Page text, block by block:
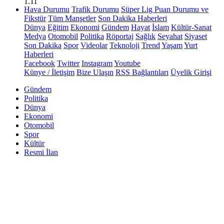
Hava Durumu Trafik Durumu Süper Lig Puan Durumu ve
Fikstür Tüm Manşetler Son Dakika Haberleri
Dünya Eğitim Ekonomi Gündem Hayat İslam Kültür-Sanat
Medya Otomobil Politika Röportaj Sağlık Seyahat Siyaset
Son Dakika Spor Videolar Teknoloji Trend YaşamYurt
Haberleri
Facebook Twitter InstagramYoutube
Künye / İletişim Bize Ulaşın RSS Bağlantıları Üyelik Girişi
Gündem
Politika
Dünya
Ekonomi
Otomobil
Spor
Kültür
Resmi İlan